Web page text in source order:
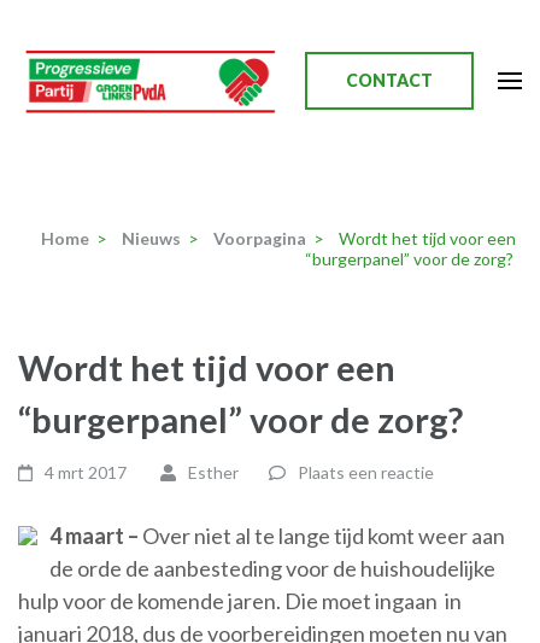
naar
inhoud
(Druk
CONTACT
Home > Nieuws > Voorpagina >
Wordt het tijd voor een
“burgerpanel” voor de zorg?
Wordt het tijd voor een
“burgerpanel” voor de zorg?
4 mrt 2017 Esther Plaats een reactie
4 maart – Over niet al te lange tijd komt weer aan
de orde de aanbesteding voor de huishoudelijke
hulp voor de komende jaren. Die moet ingaan in
januari 2018, dus de voorbereidingen moeten nu van